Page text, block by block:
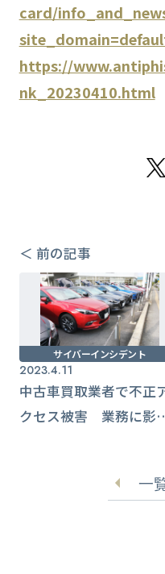
card/
https://
nk_20230410.html
＜ 前の記事
サイバーインシデント
2023.4.11
中古車買取業者で不正
クセス被害 業務に影
一